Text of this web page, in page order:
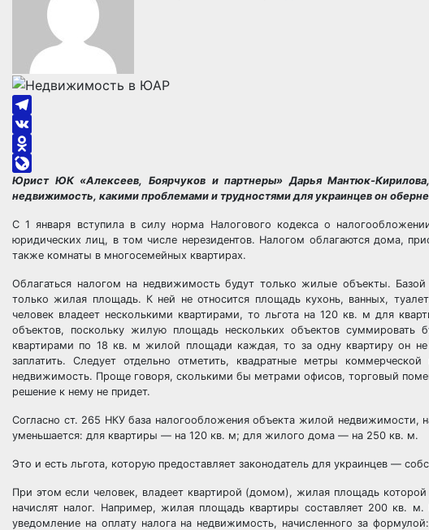
Telegram
VK
Odnoklassniki
LiveJournal
Юрист ЮК «Алексеев, Боярчуков и партнеры» Дарья Мантюк-
недвижимость, какими проблемами и трудностями для украинцев он
С 1 января вступила в силу норма Налогового кодекса о
юридических лиц, в том числе нерезидентов. Налогом облагаются дома,
также комнаты в многосемейных квартирах.
Облагаться налогом на недвижимость будут только жилые объекты.
только жилая площадь. К ней не относится площадь кухонь, ванных,
человек владеет несколькими квартирами, то льгота на 120 кв. м для
объектов, поскольку жилую площадь нескольких объектов суммировать
квартирами по 18 кв. м жилой площади каждая, то за одну квартиру он
заплатить. Следует отдельно отметить, квадратные метры
недвижимость. Проще говоря, сколькими бы метрами офисов, торговый
решение к нему не придет.
Согласно ст. 265 НКУ база налогообложения объекта жилой недвижимости,
уменьшается: для квартиры — на 120 кв. м; для жилого дома — на 250 кв. м.
Это и есть льгота, которую предоставляет законодатель для украинцев —
При этом если человек, владеет квартирой (домом), жилая площадь
начислят налог. Например, жилая площадь квартиры составляет 200 кв.
уведомление на оплату налога на недвижимость, начисленного за